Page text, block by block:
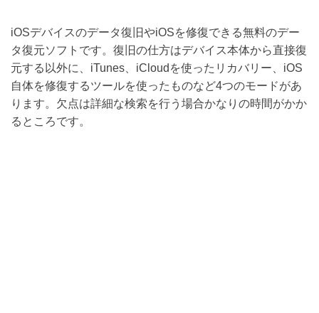
iOSデバイスのデータ復旧やiOSを修復できる無料のデー
タ復元ソフトです。復旧の仕方はデバイス本体から直接復
元する以外に、iTunes、iCloudを使ったリカバリー、iOS
自体を修復するツールを使ったものなど4つのモードがあ
ります。欠点は詳細な検索を行う場合かなりの時間がかか
るところです。